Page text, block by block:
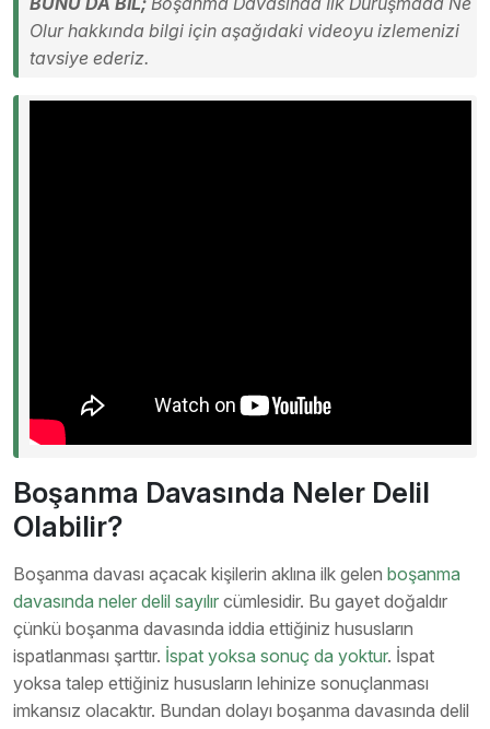
Olur hakkında bilgi için aşağıdaki videoyu izlemenizi
tavsiye ederiz.
Boşanma Davasında Neler Delil
Olabilir?
Boşanma davası açacak kişilerin aklına ilk gelen boşanma
davasında neler delil sayılır cümlesidir. Bu gayet doğaldır
çünkü boşanma davasında iddia ettiğiniz hususların
ispatlanması şarttır. İspat yoksa sonuç da yoktur. İspat
yoksa talep ettiğiniz hususların lehinize sonuçlanması
imkansız olacaktır. Bundan dolayı boşanma davasında delil